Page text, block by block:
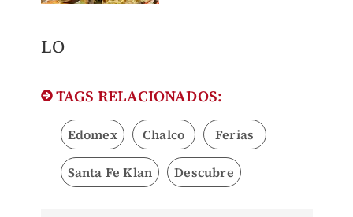
LO
TAGS RELACIONADOS:
Edomex Chalco Ferias
Santa Fe Klan Descubre